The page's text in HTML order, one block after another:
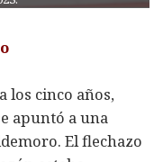
los cinco años,
apuntó a una
El flechazo